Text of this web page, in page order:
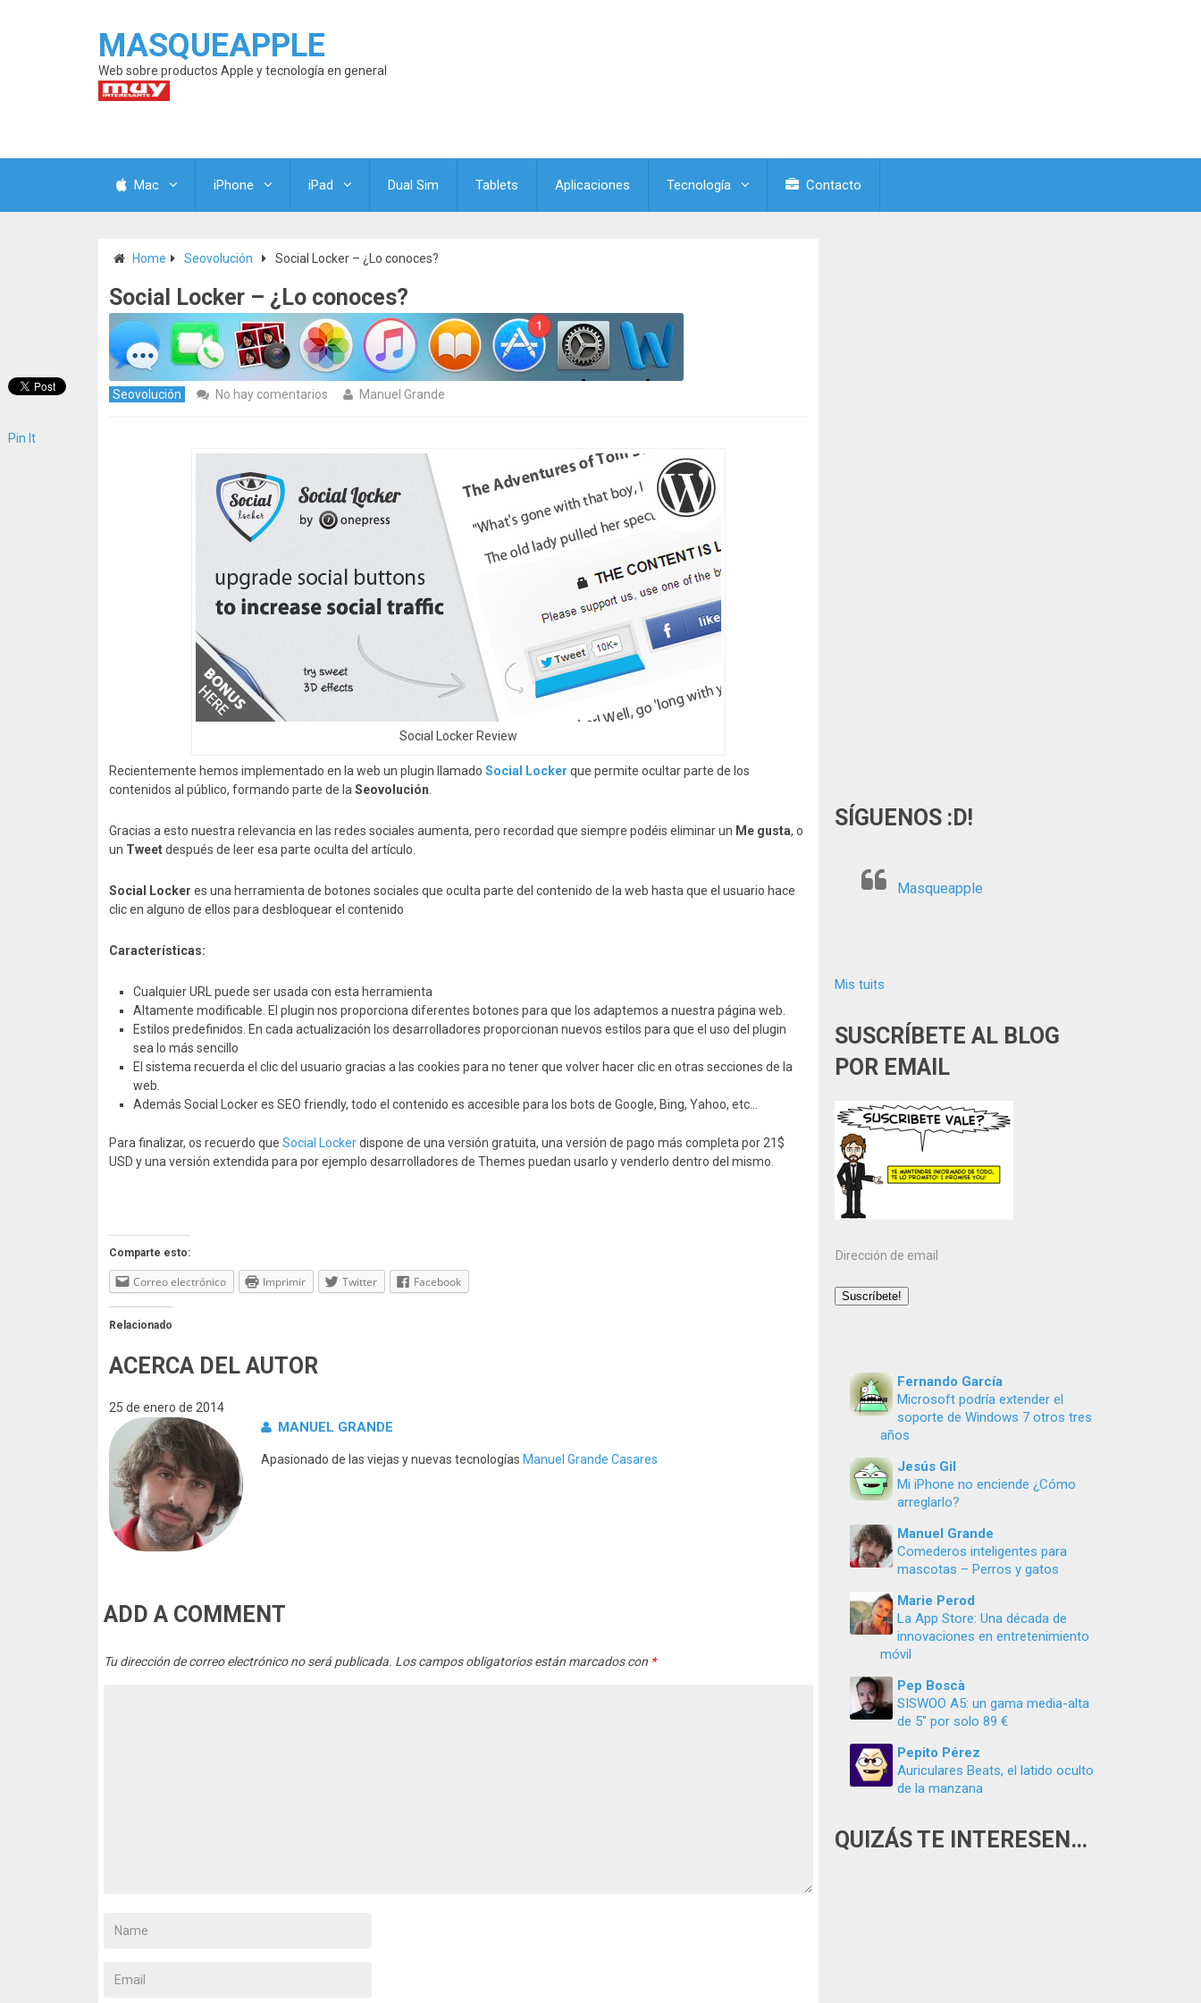
MASQUEAPPLE
Web sobre productos Apple y tecnología en general
Mac iPhone iPad Dual Sim Tablets Aplicaciones Tecnología Contacto
Home Seovolución Social Locker – ¿Lo conoces?
Social Locker – ¿Lo conoces?
Seovolución No hay comentarios Manuel Grande
Social Locker Review
Recientemente hemos implementado en la web un plugin llamado Social Locker que permite ocultar parte de los
contenidos al público, formando parte de la Seovolución
Gracias a esto nuestra relevancia en las redes sociales aumenta, pero recordad que siempre podéis eliminar un Me gusta, o
un Tweetdespués de leer esa parte oculta del artículo.
Social Locker es una herramienta de botones sociales que oculta parte del contenido de la web hasta que el usuario hace
clic en alguno de ellos para desbloquear el contenido
Características:
Cualquier URL puede ser usada con esta herramienta
Altamente modificable. El plugin nos proporciona diferentes botones para que los adaptemos a nuestra página web.
Estilos predefinidos. En cada actualización los desarrolladores proporcionan nuevos estilos para que el uso del plugin
sea lo más sencillo
El sistema recuerda el clic del usuario gracias a las cookies para no tener que volver hacer clic en otras secciones de la
web.
Además Social Locker es SEO friendly, todo el contenido es accesible para los bots de Google, Bing, Yahoo, etc…
Para finalizar, os recuerdo que Social Lockerdispone de una versión gratuita, una versión de pago más completa por 21$
USD y una versión extendida para por ejemplo desarrolladores de Themes puedan usarlo y venderlo dentro del mismo.
Comparte esto:
Correo electrónico Imprimir Twitter Facebook
Relacionado
Pin It
ACERCA DEL AUTOR
25 de enero de 2014
MANUEL GRANDE
Apasionado de las viejas y nuevas tecnologías Manuel Grande Casares
ADD A COMMENT
Tu dirección de correo electrónico no será publicada. Los campos obligatorios están marcados con *
SÍGUENOS :D!
Masqueapple
Mis tuits
SUSCRÍBETE AL BLOG
POR EMAIL
Dirección
email
Suscríbete!
Fernando García
Microsoft podría extender el
soporte de Windows 7 otros tres
años
Jesús Gil
Mi iPhone no enciende ¿Cómo
arreglarlo?
Manuel Grande
Comederos inteligentes para
mascotas – Perros y gatos
Marie Perod
La App Store: Una década de
innovaciones en entretenimiento
móvil
Pep Boscà
SISWOO A5: un gama media-alta
de 5″ por solo 89 €
Pepito Pérez
Auriculares Beats, el latido oculto
de la manzana
QUIZÁS TE INTERESEN…